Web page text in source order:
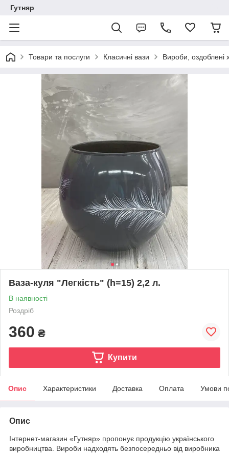
Гутняр
Товари та послуги Класичні вази Вироби, оздоблені
Ваза-куля "Легкість" (h=15) 2,2 л.
В наявності
Роздріб
360 ₴
Купити
Опис Характеристики Доставка Оплата Умови
Опис
Інтернет-магазин «Гутняр» пропонує продукцію українського
виробництва. Вироби надходять безпосередньо від виробника